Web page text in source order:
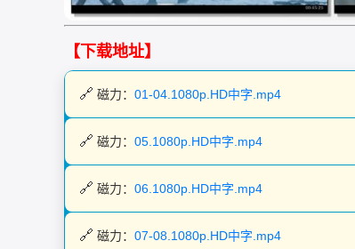
【下载地址】
磁力： 01-04.1080p.HD中字.mp4
磁力： 05.1080p.HD中字.mp4
磁力： 06.1080p.HD中字.mp4
磁力： 07-08.1080p.HD中字.mp4